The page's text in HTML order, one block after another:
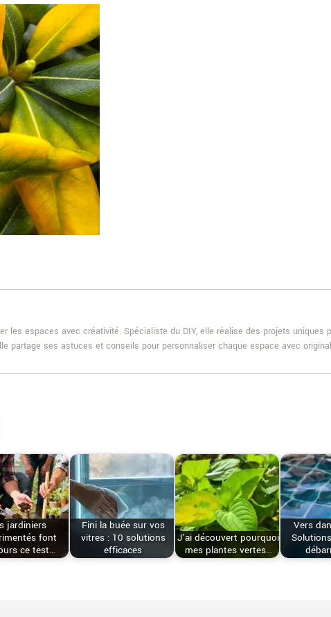
les espaces avec créativité. Spécialiste du DIY, elle réalise des projets
partage ses astuces et conseils pour personnaliser chaque espace avec
jardiniers
font
ce test…
Fini la buée sur vos
vitres : 10 solutions
efficaces
J’ai découvert pourquoi
mes plantes vertes…
Vers